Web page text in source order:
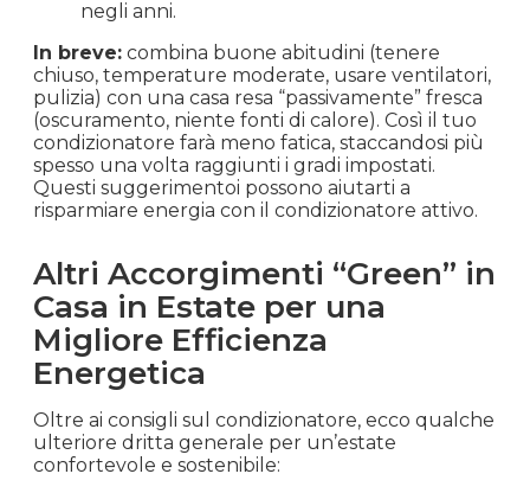
negli anni.
In breve: combina buone abitudini (tenere
chiuso, temperature moderate, usare ventilatori,
pulizia) con una casa resa “passivamente” fresca
(oscuramento, niente fonti di calore). Così il tuo
condizionatore farà meno fatica, staccandosi più
spesso una volta raggiunti i gradi impostati.
Questi suggerimentoi possono aiutarti a
risparmiare energia con il condizionatore attivo.
Altri Accorgimenti “Green” in
Casa in Estate per una
Migliore Efficienza
Energetica
Oltre ai consigli sul condizionatore, ecco qualche
ulteriore dritta generale per un’estate
confortevole e sostenibile: